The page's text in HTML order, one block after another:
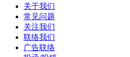
关于我们
常见问题
关注我们
联络我们
广告联络